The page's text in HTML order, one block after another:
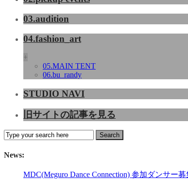
03.audition
04.fashion_art
+
05.MAIN TENT
06.bu_randy
STUDIO NAVI
旧サイトの記事を見る
News:
MDC(Meguro Dance Connection) 参加ダンサー募